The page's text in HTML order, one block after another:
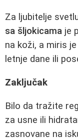
Za ljubitelje
sa šljokicama je
na koži, a miris
letnje dane ili
Zaključak
Bilo da tražite
za usne ili
zasnovane na